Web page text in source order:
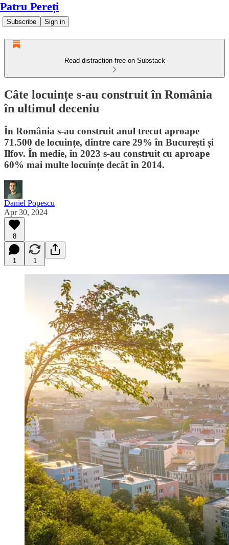
Patru Pereți
Subscribe Sign in
Read distraction-free on Substack
Câte locuințe s-au construit în România
în ultimul deceniu
În România s-au construit anul trecut aproape
71.500 de locuințe, dintre care 29% în București și
Ilfov. În medie, în 2023 s-au construit cu aproape
60% mai multe locuințe decât în 2014.
Daniel Popescu
Apr 30, 2024
8
1 1